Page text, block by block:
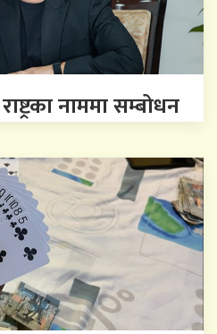
नाममा सम्बोधन